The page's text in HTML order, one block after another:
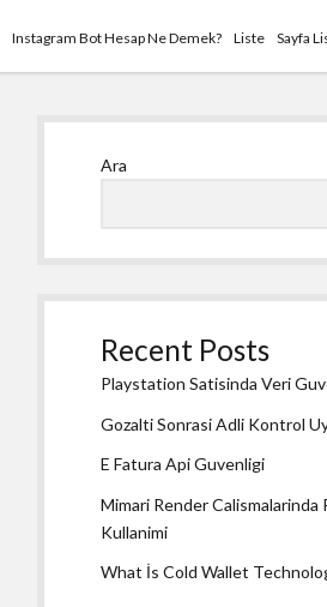
Instagram Bot Hesap Ne Demek? Liste Sayfa
Ara
Recent Posts
Playstation Satisinda Veri
Gozalti Sonrasi Adli Kontrol
E Fatura Api Guvenligi
Mimari Render Calismalarinda
Kullanimi
What İs Cold Wallet